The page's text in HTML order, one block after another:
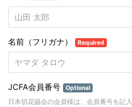
名前（フリガナ） Required
JCFA会員番号 Optional
日本切花協会の会員様は、会員番号を記